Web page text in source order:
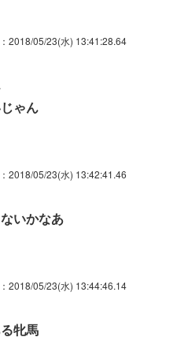
：2018/05/23(水) 13:41:28.64
ゃん
：2018/05/23(水) 13:42:41.46
いかなあ
：2018/05/23(水) 13:44:46.14
牝馬